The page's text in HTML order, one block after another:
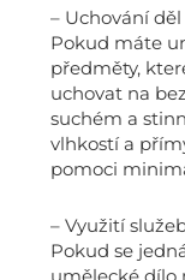
– Uchování
Pokud máte
předměty,
uchovat na
suchém a
vlhkostí a
pomoci
– Využití
Pokud se